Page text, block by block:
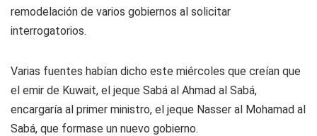
remodelación de varios gobiernos al solicitar
interrogatorios.
Varias fuentes habían dicho este miércoles que creían que
el emir de Kuwait, el jeque Sabá al Ahmad al Sabá,
encargaría al primer ministro, el jeque Nasser al Mohamad al
Sabá, que formase un nuevo gobierno.